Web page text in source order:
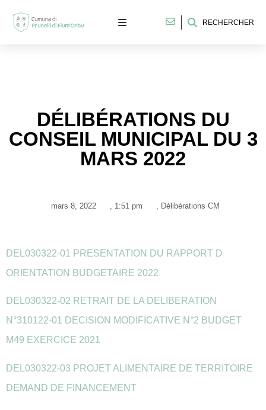
RECHERCHER
DÉLIBÉRATIONS DU
CONSEIL MUNICIPAL DU 3
MARS 2022
mars 8, 2022 , 1:51 pm , Délibérations CM
DEL030322-01 PRESENTATION DU RAPPORT D
ORIENTATION BUDGETAIRE 2022
DEL030322-02 RETRAIT DE LA DELIBERATION
N°310122-01 DECISION MODIFICATIVE N°2 BUDGET
M49 EXERCICE 2021
DEL030322-03 PROJET ALIMENTAIRE DE TERRITOIRE
DEMAND DE FINANCEMENT